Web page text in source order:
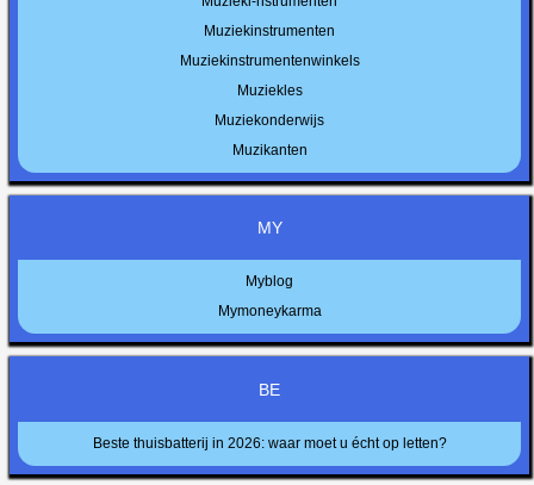
Muziekinstrumenten
Muziekinstrumentenwinkels
Muziekles
Muziekonderwijs
Muzikanten
MY
Myblog
Mymoneykarma
BE
Beste thuisbatterij in 2026: waar moet u écht op letten?